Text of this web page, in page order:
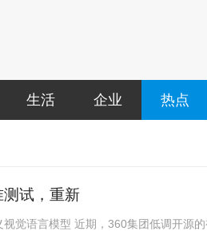
生活 企业 热点
试，重新
觉语言模型 近期，360集团低调开源